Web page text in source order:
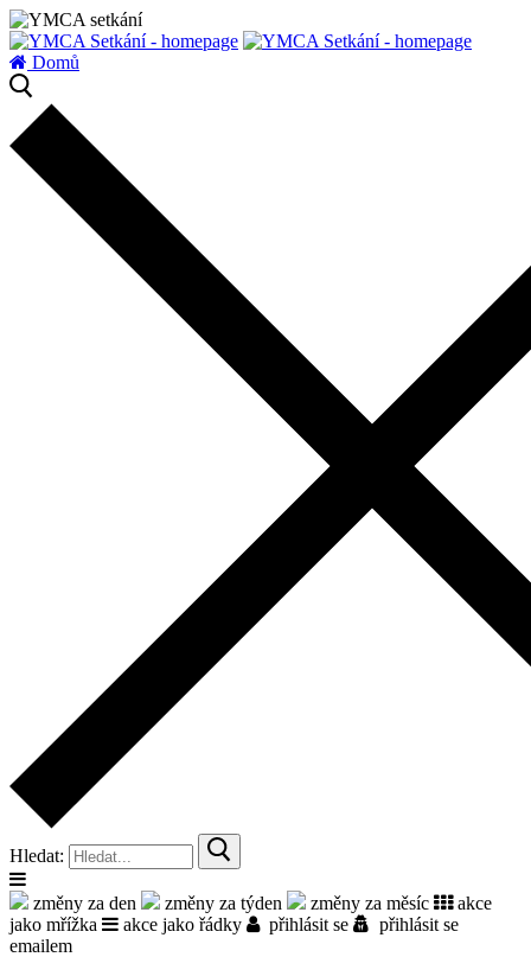
Domů
Hledat:
změny za den změny za týden změny za měsíc
akce
jako mřížka
akce jako řádky přihlásit se
přihlásit se
emailem
zatížení serveru